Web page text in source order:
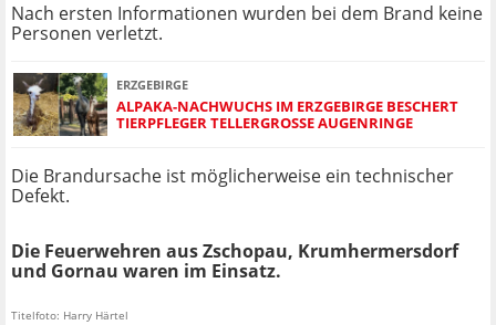
Nach ersten Informationen wurden bei dem Brand keine
Personen verletzt.
ERZGEBIRGE
ALPAKA-NACHWUCHS IM ERZGEBIRGE BESCHERT
TIERPFLEGER TELLERGROSSE AUGENRINGE
Die Brandursache ist möglicherweise ein technischer
Defekt.
Die Feuerwehren aus Zschopau, Krumhermersdorf
und Gornau waren im Einsatz.
Titelfoto: Harry Härtel